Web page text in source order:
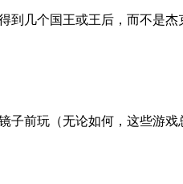
到几个国王或王后，而不是杰
子前玩（无论如何，这些游戏